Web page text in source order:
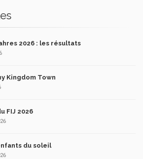
2026 : les résultats
Kingdom Town
FIJ 2026
du soleil